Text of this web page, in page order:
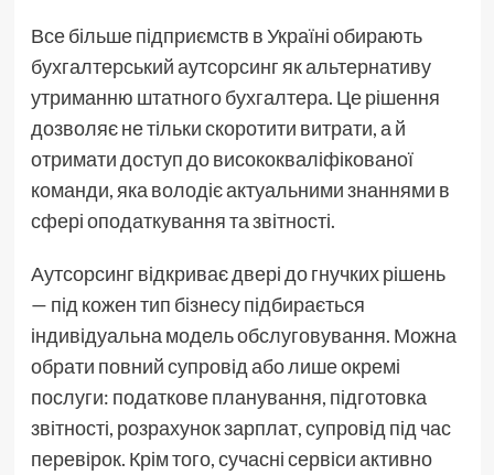
Все більше підприємств в Україні обирають
бухгалтерський аутсорсинг як альтернативу
утриманню штатного бухгалтера. Це рішення
дозволяє не тільки скоротити витрати, а й
отримати доступ до висококваліфікованої
команди, яка володіє актуальними знаннями в
сфері оподаткування та звітності.
Аутсорсинг відкриває двері до гнучких рішень
— під кожен тип бізнесу підбирається
індивідуальна модель обслуговування. Можна
обрати повний супровід або лише окремі
послуги: податкове планування, підготовка
звітності, розрахунок зарплат, супровід під час
перевірок. Крім того, сучасні сервіси активно